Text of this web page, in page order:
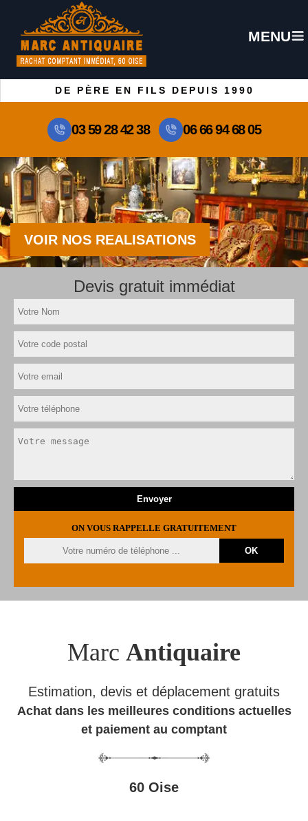
MENU
DE PÈRE EN FILS DEPUIS 1990
03 59 28 42 38 06 66 94 68 05
VOIR NOS REALISATIONS
Devis gratuit immédiat
ON VOUS RAPPELLE GRATUITEMENT
Marc Antiquaire
Estimation, devis et déplacement gratuits
Achat dans les meilleures conditions actuelles
et paiement au comptant
60 Oise